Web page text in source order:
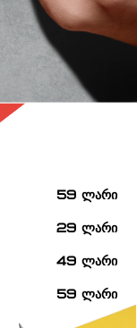
59 ლარი
29 ლარი
49 ლარი
59 ლარი